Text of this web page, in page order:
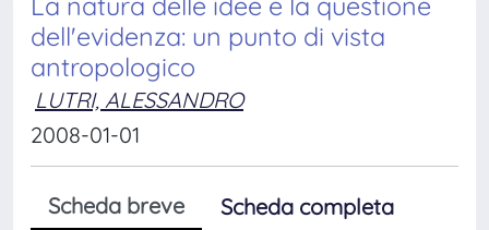
dell'evidenza: un punto di vista
antropologico
LUTRI, ALESSANDRO
2008-01-01
Scheda breve
Scheda completa